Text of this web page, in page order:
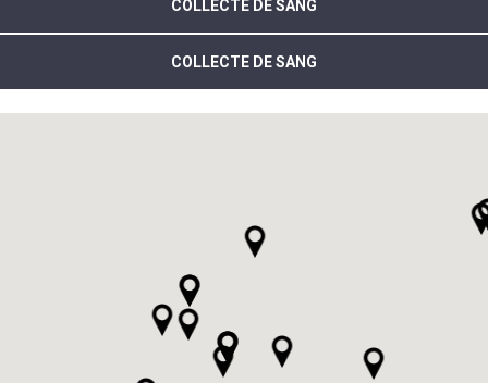
COLLECTE DE SANG
COLLECTE DE SANG